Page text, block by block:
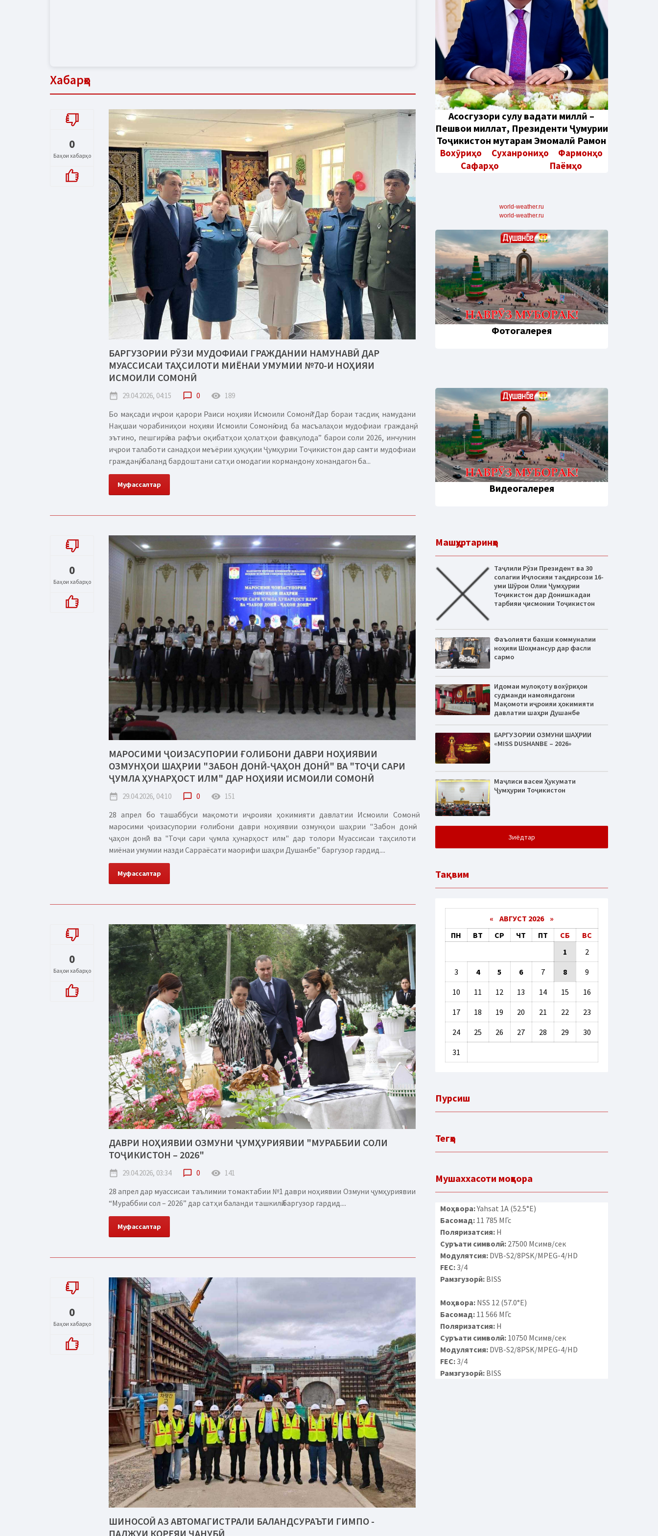
Хабарҳо
0
Баҳои хабарҳо
БАРГУЗОРИИ РӮЗИ МУДОФИАИ ГРАЖДАНИИ НАМУНАВӢ ДАР
МУАССИСАИ ТАҲСИЛОТИ МИЁНАИ УМУМИИ №70-И НОҲИЯИ
ИСМОИЛИ СОМОНӢ
date_range 29.04.2026, 04:15 chat_bubble_outline 0 remove_red_eye 189
Бо мақсади иҷрои қарори Раиси ноҳияи Исмоили Сомонӣ “Дар бораи тасдиқ намудани
Нақшаи чорабиниҳои ноҳияи Исмоили Сомонӣ оид ба масъалаҳои мудофиаи гражданӣ,
эътино, пешгирӣ ва рафъи оқибатҳои ҳолатҳои фавқулода” барои соли 2026, инчунин
иҷрои талаботи санадҳои меъёрии ҳуқуқии Ҷумҳурии Тоҷикистон дар самти мудофиаи
гражданӣ, баланд бардоштани сатҳи омодагии кормандону хонандагон ба...
Муфассалтар
0
Баҳои хабарҳо
МАРОСИМИ ҶОИЗАСУПОРИИ ҒОЛИБОНИ ДАВРИ НОҲИЯВИИ
ОЗМУНҲОИ ШАҲРИИ "ЗАБОН ДОНӢ-ҶАҲОН ДОНӢ" ВА "ТОҶИ САРИ
ҶУМЛА ҲУНАРҲОСТ ИЛМ" ДАР НОҲИЯИ ИСМОИЛИ СОМОНӢ
date_range 29.04.2026, 04:10 chat_bubble_outline 0 remove_red_eye 151
28 апрел бо ташаббуси мақомоти иҷроияи ҳокимияти давлатии Исмоили Сомонӣ
маросими ҷоизасупории ғолибони даври ноҳиявии озмунҳои шаҳрии "Забон донӣ-
ҷаҳон донӣ" ва "Тоҷи сари ҷумла ҳунарҳост илм" дар толори Муассисаи таҳсилоти
миёнаи умумии назди Сарраёсати маорифи шаҳри Душанбе” баргузор гардид....
Муфассалтар
0
Баҳои хабарҳо
ДАВРИ НОҲИЯВИИ ОЗМУНИ ҶУМҲУРИЯВИИ "МУРАББИИ СОЛИ
ТОҶИКИСТОН – 2026"
date_range 29.04.2026, 03:34 chat_bubble_outline 0 remove_red_eye 141
28 апрел дар муассисаи таълимии томактабии №1 даври ноҳиявии Озмуни ҷумҳуриявии
“Мураббии сол – 2026” дар сатҳи баланди ташкилӣ баргузор гардид....
Муфассалтар
0
Баҳои хабарҳо
ШИНОСОӢ АЗ АВТОМАГИСТРАЛИ БАЛАНДСУРАЪТИ ГИМПО -
ПАДЖУИ КОРЕЯИ ҶАНУБӢ
Aсосгузори сулҳу ваҳдати миллӣ –
Пешвои миллат, Президенти Ҷумҳурии
Тоҷикистон муҳтарам Эмомалӣ Раҳмон
Вохӯриҳо Суханрониҳо
Фармонҳо
Сафарҳо
Паёмҳо
world-weather.ru
world-weather.ru
Фотогалерея
Видеогалерея
Машҳуртаринҳо
Таҷлили Рӯзи Президент ва 30
солагии Иҷлосияи тақдирсози 16-
уми Шӯрои Олии Ҷумҳурии
Тоҷикистон дар Донишкадаи
тарбияи ҷисмонии Тоҷикистон
Фаъолияти бахши коммуналии
ноҳияи Шоҳмансур дар фасли
сармо
Идомаи мулоқоту вохӯриҳои
судманди намояндагони
Мақомоти иҷроияи ҳокимияти
давлатии шаҳри Душанбе
БАРГУЗОРИИ ОЗМУНИ ШАҲРИИ
«MISS DUSHANBE – 2026»
Маҷлиси васеи Ҳукумати
Ҷумҳурии Тоҷикистон
Зиёдтар
Тақвим
« АВГУСТ 2026 »
ПН
ВТ СР ЧТ ПТ СБ
ВС
1
2
3 4 5 6 7 8 9
10 11 12 13 14 15 16
17 18 19 20 21 22 23
24 25 26 27 28 29 30
31
Пурсиш
Тегҳо
Мушаххасоти моҳвора
Моҳвора:Yahsat 1A (52.5°E)
Басомад:11 785 МГс
Поляризатсия:H
Суръати символӣ:27500 Мсимв/сек
Модулятсия:DVB-S2/8PSK/MPEG-4/HD
FEC:3/4
Рамзгузорӣ:BISS
Моҳвора:NSS 12 (57.0°E)
Басомад:11 566 МГс
Поляризатсия:H
Суръати символӣ:10750 Мсимв/сек
Модулятсия:DVB-S2/8PSK/MPEG-4/HD
FEC:3/4
Рамзгузорӣ:BISS